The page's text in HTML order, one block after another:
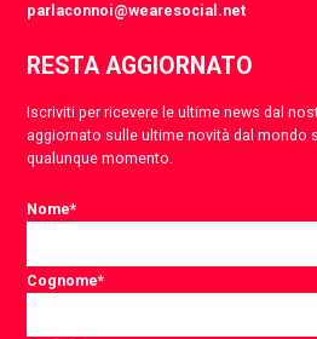
parlaconnoi@wearesocial.net
RESTA AGGIORNATO
Iscriviti per ricevere le ultime news dal
aggiornato sulle ultime novità dal mondo
qualunque momento.
Nome*
Cognome*